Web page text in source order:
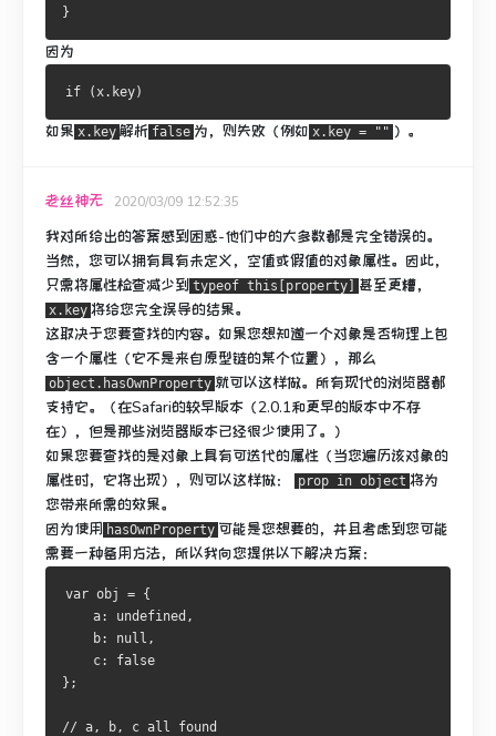
}
因为
如果 x.key 解析 false 为， 则失败 （例如 x.key = "" ）。
老丝神无 2020/03/09 12:52:35
我对所给出的答案感到困惑-他们中的大多数都是完全错误的。
当然，您可以拥有具有未定义，空值或假值的对象属性。 因此，
只需将属性检查减少到 typeof this[property] 甚至更糟，
x.key 将给您完全误导的结果。
这取决于您要查找的内容。 如果您想知道一个对象是否物理上包
含一个属性（它不是来自原型链的某个位置），那么
object.hasOwnProperty 就可以这样做。 所有现代的浏览器都
支持它。
（在Safari的较早版本（2.0.1和更早的版本中不存
在），但是那些浏览器版本已经很少使用了。）
如果您要查找的是对象上具有可迭代的属性（当您遍历该对象的
属性时，它将出现），则可以这样做：
prop in object 将为
您带来所需的效果。
因为使用 hasOwnProperty 可能是您想要的，并且考虑到您可能
需要一种备用方法，所以我向您提供以下解决方案：
var obj = {
    a: undefined,
    b: null,
    c: false
};
// a, b, c all found